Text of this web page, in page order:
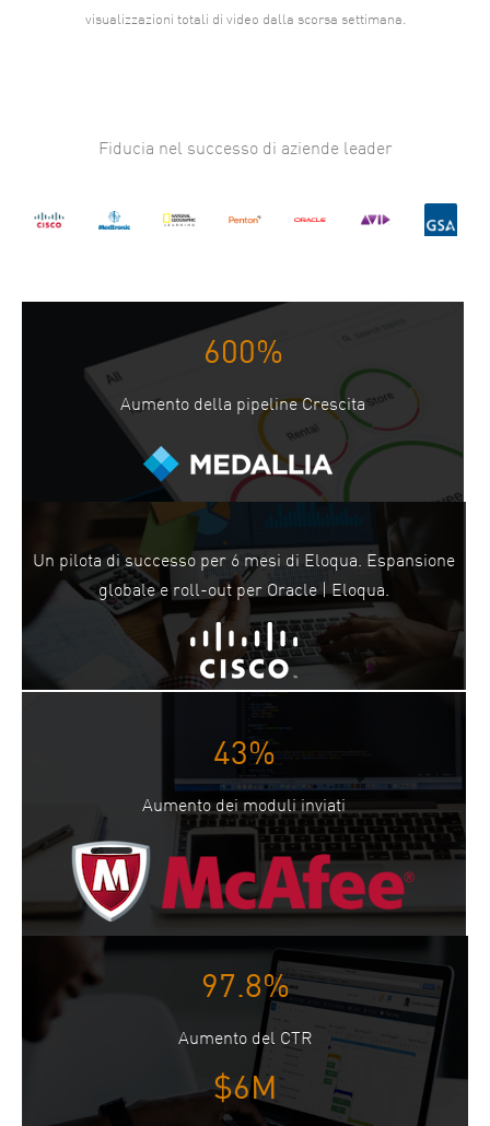
visualizzazioni totali di video dalla scorsa settimana.
Fiducia nel successo di aziende leader
600%
Aumento della pipeline Crescita
Un pilota di successo per 6 mesi di Eloqua. Espansione
globale e roll-out per Oracle | Eloqua.
43%
Aumento dei moduli inviati
97.8%
Aumento del CTR
$6M